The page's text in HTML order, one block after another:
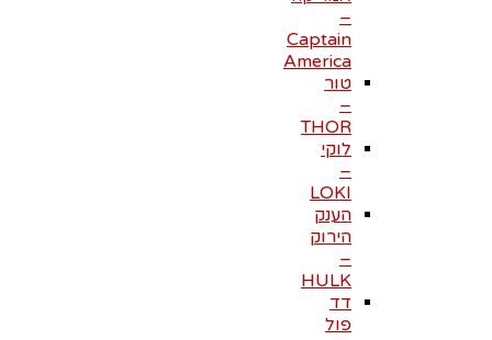
–
Captain
America
טור
–
THOR
לוקי
–
LOKI
הענק
הירוק
–
HULK
דד
פול